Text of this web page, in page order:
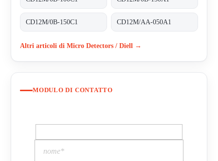
CD12M/0B-150C1 CD12M/AA-050A1
Altri articoli di Micro Detectors / Diell →
MODULO DI CONTATTO